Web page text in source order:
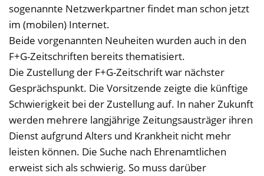
sogenannte Netzwerkpartner findet man schon jetzt
im (mobilen) Internet.
Beide vorgenannten Neuheiten wurden auch in den
F+G-Zeitschriften bereits thematisiert.
Die Zustellung der F+G-Zeitschrift war nächster
Gesprächspunkt. Die Vorsitzende zeigte die künftige
Schwierigkeit bei der Zustellung auf. In naher Zukunft
werden mehrere langjährige Zeitungsausträger ihren
Dienst aufgrund Alters und Krankheit nicht mehr
leisten können. Die Suche nach Ehrenamtlichen
erweist sich als schwierig. So muss darüber